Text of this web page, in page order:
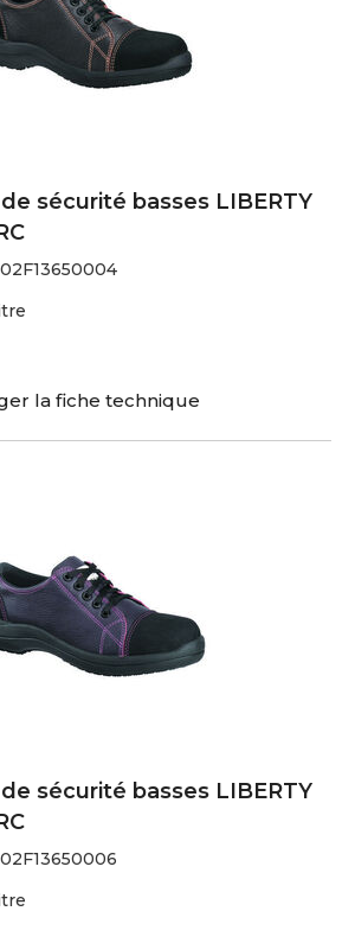
sécurité basses LIBERTY
la fiche technique
sécurité basses LIBERTY